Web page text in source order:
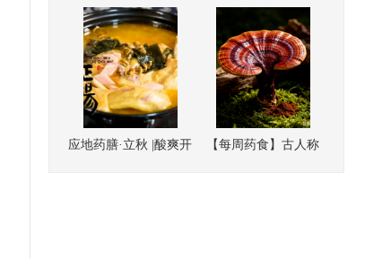
应地药膳·立秋 |酸爽开
【每周药食】古人称